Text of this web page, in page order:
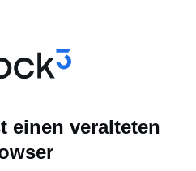
einen veralteten